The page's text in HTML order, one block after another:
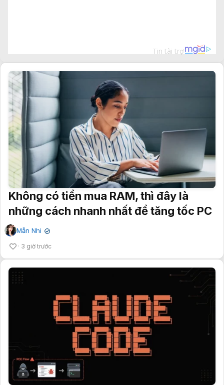
Không có tiền mua RAM, thì đây là
những cách nhanh nhất để tăng tốc PC
Mẫn Nhi ✔
3 giờ trước